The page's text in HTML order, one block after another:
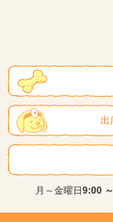
出
月～金曜日 9:00